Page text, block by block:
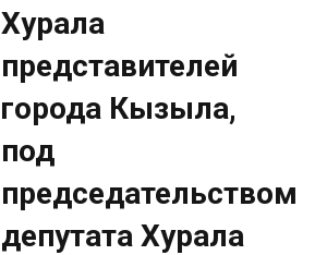
Хурала
представителей
города Кызыла,
под
председательством
депутата Хурала